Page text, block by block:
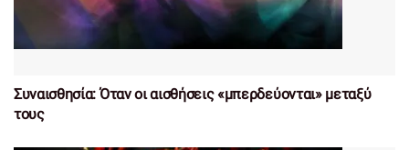
Συναισθησία: Όταν οι αισθήσεις «μπερδεύονται» μεταξύ
τους